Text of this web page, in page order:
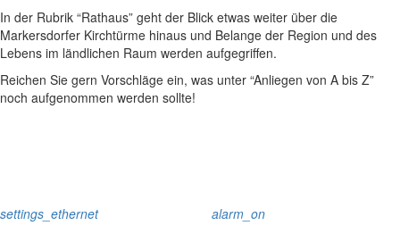
In der Rubrik “Rathaus” geht der Blick etwas weiter über die
Markersdorfer Kirchtürme hinaus und Belange der Region und des
Lebens im ländlichen Raum werden aufgegriffen.
Reichen Sie gern Vorschläge ein, was unter “Anliegen von A bis Z”
noch aufgenommen werden sollte!
settings_ethernet alarm_on